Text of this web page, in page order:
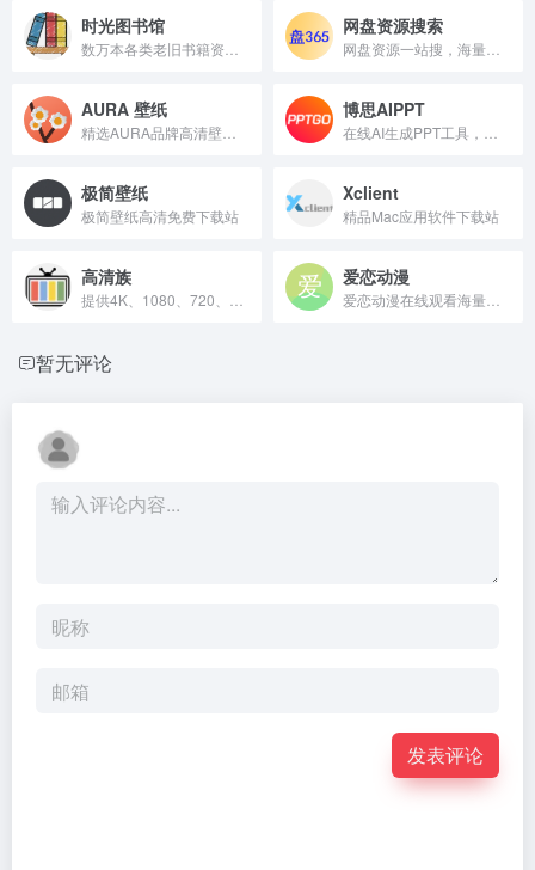
时光图书馆 网盘资源搜索
AURA 壁纸 博思AIPPT
极简壁纸
极简壁纸高清免费下载站
Xclient
精品Mac应用软件下载站
高清族 爱恋动漫
暂无评论
发表评论